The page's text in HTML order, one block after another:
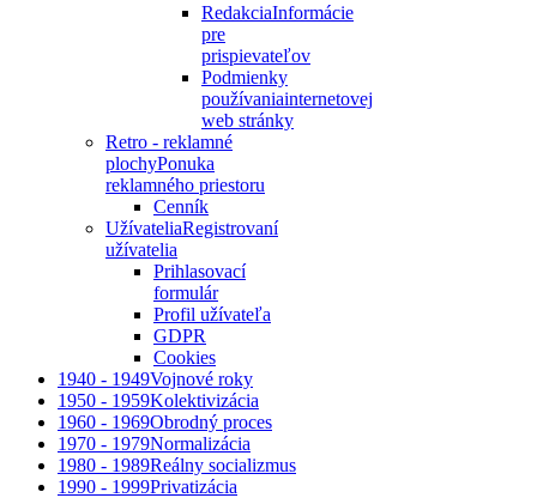
RedakciaInformácie
pre
prispievateľov
Podmienky
používaniainternetovej
web stránky
Retro - reklamné
plochyPonuka
reklamného priestoru
Cenník
UžívateliaRegistrovaní
užívatelia
Prihlasovací
formulár
Profil užívateľa
GDPR
Cookies
1940 - 1949Vojnové roky
1950 - 1959Kolektivizácia
1960 - 1969Obrodný proces
1970 - 1979Normalizácia
1980 - 1989Reálny socializmus
1990 - 1999Privatizácia